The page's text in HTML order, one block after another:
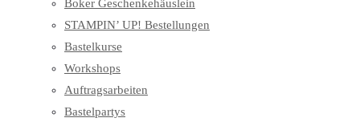
Boker Geschenkehäuslein
STAMPIN’ UP! Bestellungen
Bastelkurse
Workshops
Auftragsarbeiten
Bastelpartys